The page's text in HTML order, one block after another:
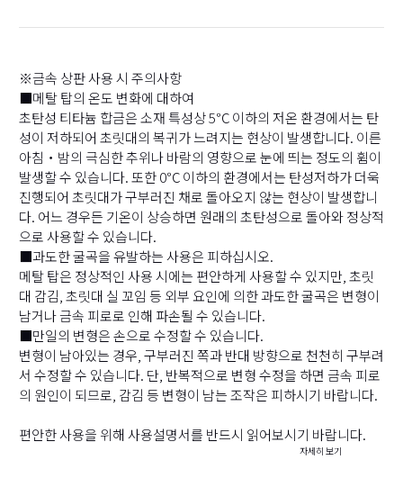
※금속 상판 사용 시 주의사항
■메탈 탑의 온도 변화에 대하여
초탄성 티타늄 합금은 소재 특성상 5℃ 이하의 저온 환경에서는 탄
성이 저하되어 초릿대의 복귀가 느려지는 현상이 발생합니다. 이른
아침・밤의 극심한 추위나 바람의 영향으로 눈에 띄는 정도의 휨이
발생할 수 있습니다. 또한 0℃ 이하의 환경에서는 탄성저하가 더욱
진행되어 초릿대가 구부러진 채로 돌아오지 않는 현상이 발생합니
다. 어느 경우든 기온이 상승하면 원래의 초탄성으로 돌아와 정상적
으로 사용할 수 있습니다.
■과도한 굴곡을 유발하는 사용은 피하십시오.
메탈 탑은 정상적인 사용 시에는 편안하게 사용할 수 있지만, 초릿
대 감김, 초릿대 실 꼬임 등 외부 요인에 의한 과도한 굴곡은 변형이
남거나 금속 피로로 인해 파손될 수 있습니다.
■만일의 변형은 손으로 수정할 수 있습니다.
변형이 남아있는 경우, 구부러진 쪽과 반대 방향으로 천천히 구부려
서 수정할 수 있습니다. 단, 반복적으로 변형 수정을 하면 금속 피로
의 원인이 되므로, 감김 등 변형이 남는 조작은 피하시기 바랍니다.
편안한 사용을 위해 사용설명서를 반드시 읽어보시기 바랍니다.
자세히 보기